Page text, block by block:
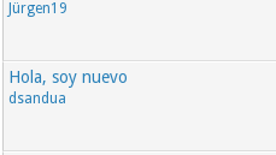
Jürgen19
Hola, soy nuevo
dsandua